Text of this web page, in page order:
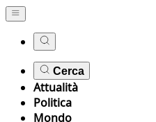
Cerca
Attualità
Politica
Mondo